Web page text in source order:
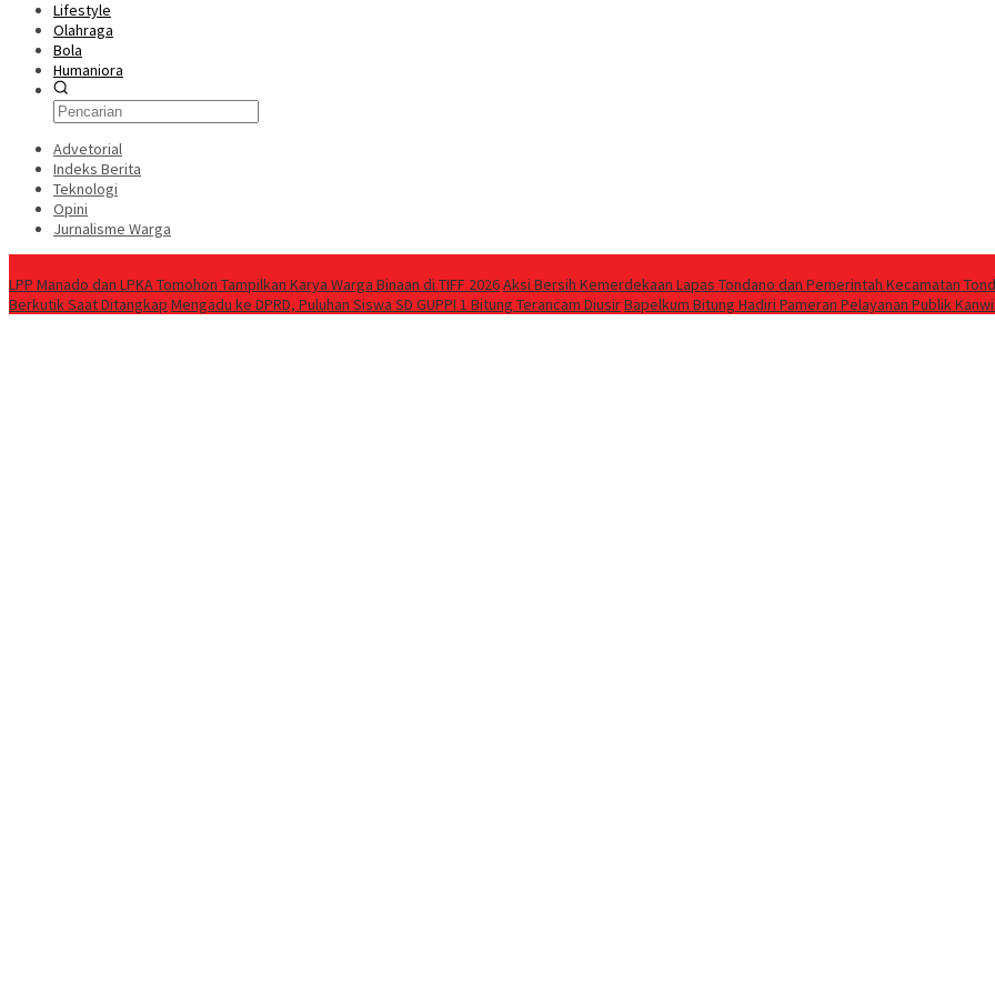
Lifestyle
Olahraga
Bola
Humaniora
Advetorial
Indeks Berita
Teknologi
Opini
Jurnalisme Warga
LPP Manado dan LPKA Tomohon Tampilkan Karya Warga Binaan di TIFF 2026Aksi Bersih Kemerdekaan Lapas Tondano dan Pemerintah Kecamatan
Berkutik Saat Ditangkap Mengadu ke DPRD, Puluhan Siswa SD GUPPI 1 Bitung Terancam Diusir‎Bapelkum Bitung Hadiri Pameran Pelayanan Publik